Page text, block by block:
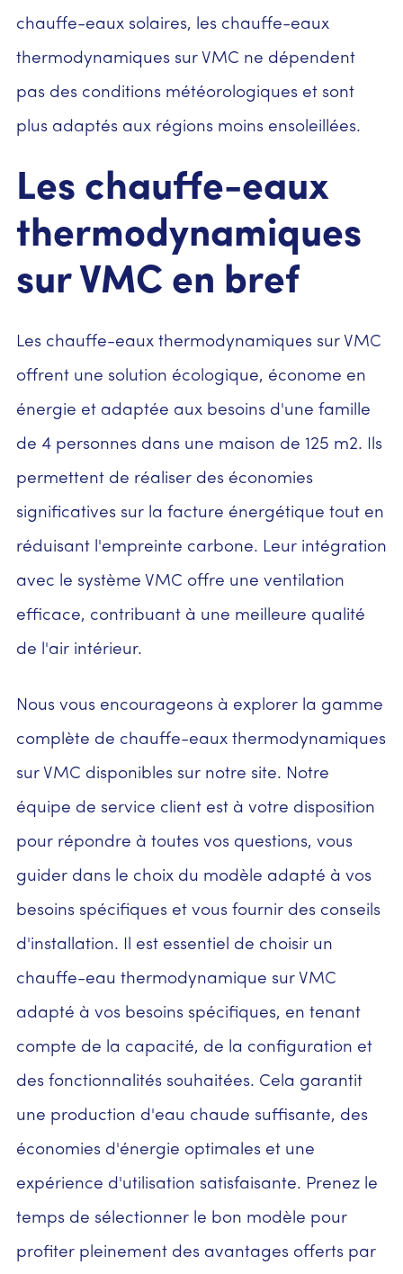
chauffe-eaux solaires, les chauffe-eaux
thermodynamiques sur VMC ne dépendent
pas des conditions météorologiques et sont
plus adaptés aux régions moins ensoleillées.
Les chauffe-eaux
thermodynamiques
sur VMC en bref
Les chauffe-eaux thermodynamiques sur VMC
offrent une solution écologique, économe en
énergie et adaptée aux besoins d'une famille
de 4 personnes dans une maison de 125 m2. Ils
permettent de réaliser des économies
significatives sur la facture énergétique tout en
réduisant l'empreinte carbone. Leur intégration
avec le système VMC offre une ventilation
efficace, contribuant à une meilleure qualité
de l'air intérieur.
Nous vous encourageons à explorer la gamme
complète de chauffe-eaux thermodynamiques
sur VMC disponibles sur notre site. Notre
équipe de service client est à votre disposition
pour répondre à toutes vos questions, vous
guider dans le choix du modèle adapté à vos
besoins spécifiques et vous fournir des conseils
d'installation. Il est essentiel de choisir un
chauffe-eau thermodynamique sur VMC
adapté à vos besoins spécifiques, en tenant
compte de la capacité, de la configuration et
des fonctionnalités souhaitées. Cela garantit
une production d'eau chaude suffisante, des
économies d'énergie optimales et une
expérience d'utilisation satisfaisante. Prenez le
temps de sélectionner le bon modèle pour
profiter pleinement des avantages offerts par